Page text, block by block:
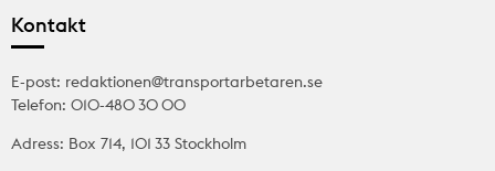
Kontakt
E-post: redaktionen@transportarbetaren.se
Telefon: 010-480 30 00
Adress: Box 714, 101 33 Stockholm